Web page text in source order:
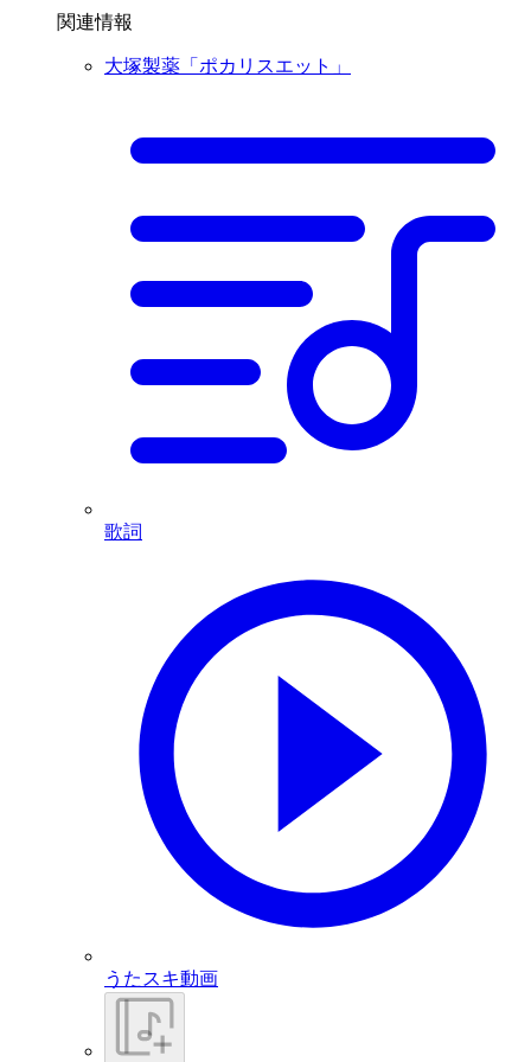
関連情報
大塚製薬「ポカリスエット」
歌詞
うたスキ動画